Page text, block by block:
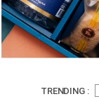
TRENDING :